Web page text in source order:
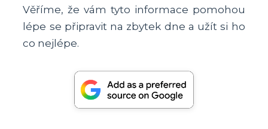
Věříme, že vám tyto informace pomohou
lépe se připravit na zbytek dne a užít si ho
co nejlépe.